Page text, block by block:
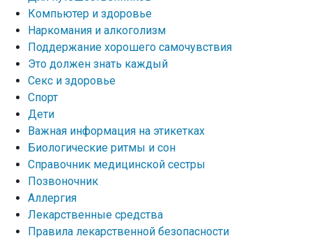
Компьютер и здоровье
Наркомания и алкоголизм
Поддержание хорошего самочувствия
Это должен знать каждый
Секс и здоровье
Спорт
Дети
Важная информация на этикетках
Биологические ритмы и сон
Справочник медицинской сестры
Позвоночник
Аллергия
Лекарственные средства
Правила лекарственной безопасности